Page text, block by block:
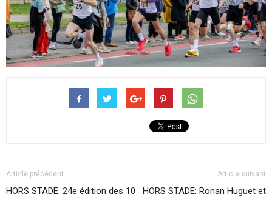
Article précédent
HORS STADE: 24e édition des 10
Article suivant
HORS STADE: Ronan Huguet et